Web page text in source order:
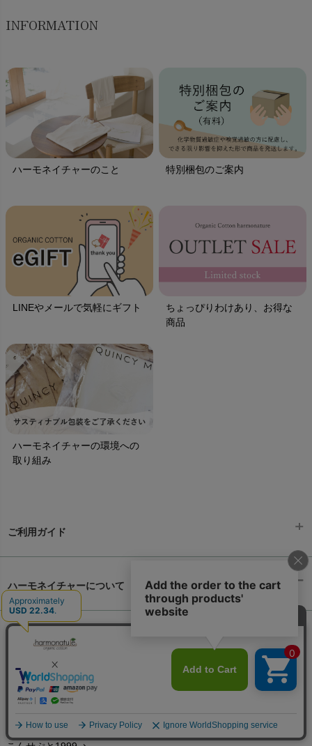
INFORMATION
ハーモネイチャーのこと 特別梱包のご案内
LINEやメールで気軽にギフト
ちょっぴりわけあり、お得な
商品
ハーモネイチャーの環境への
取り組み
ご利用ガイド
お支払い方法
配送と送料
在庫状況と発送予定
サイズ・寸法chevron_right
生地・素材chevron_right
ハーモネイチャーについて
ハーモネイチャーにようこそ
個人情報取り扱いについて